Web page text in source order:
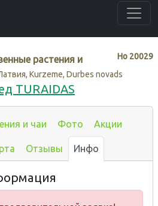
Нo 20029
растения и
Kurzeme, Durbes novads
TURAIDAS
и чаи Фото Акции
Отзывы Инфо